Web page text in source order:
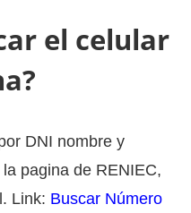
el celular
DNI nombre y
pagina de RENIEC,
Link: Buscar Número